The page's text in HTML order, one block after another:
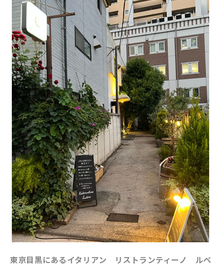
東京目黒にあるイタリアン リストランティーノ ルベ